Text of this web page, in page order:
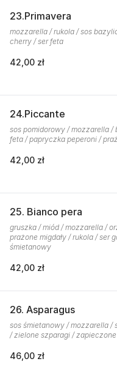
23.Primavera
mozzarella / rukola / sos
cherry / ser feta
42,00 zł
24.Piccante
sos pomidorowy / mozzarella /
feta / papryczka peperoni /
42,00 zł
25. Bianco pera
gruszka / miód / mozzarella /
prażone migdały / rukola / ser
śmietanowy
42,00 zł
26. Asparagus
sos śmietanowy / mozzarella /
/ zielone szparagi /
46,00 zł